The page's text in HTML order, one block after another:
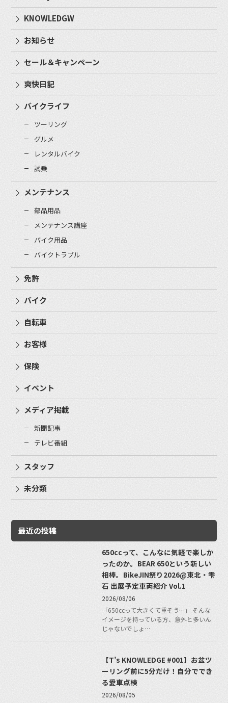
KNOWLEDGW
お知らせ
セール＆キャンペーン
爽快日記
バイクライフ
ツーリング
グルメ
レンタルバイク
試乗
メンテナンス
部品用品
メンテナンス講座
バイク用品
バイクトラブル
免許
バイク
自転車
お客様
保険
イベント
メディア掲載
新聞記事
テレビ番組
スタッフ
未分類
最近の投稿
650ccって、こんなに気軽で楽しか
ったのか。BEAR 650という新しい
相棒。BikeJIN祭り2026@東北・雫
石 出展予定車両紹介 Vol.1
2026/08/06
「650ccって大きくて重そう…」 そんな
イメージを持っている方、意外と多いん
じゃないでしょ…
【T’s KNOWLEDGE #001】お盆ツ
ーリング前に5分だけ！自分ででき
る愛車点検
2026/08/05